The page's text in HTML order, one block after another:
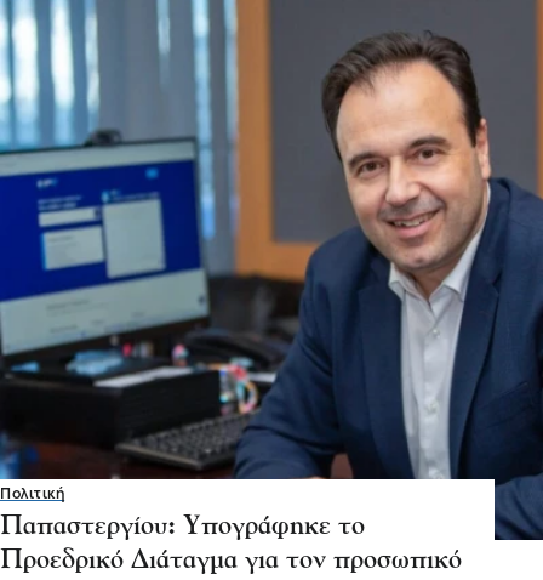
Πολιτική
Παπαστεργίου: Υπογράφηκε το
Προεδρικό Διάταγμα για τον προσωπικό